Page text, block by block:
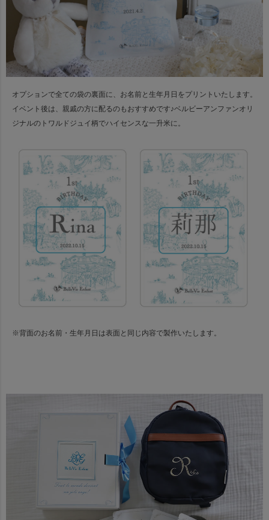
オプションで全ての袋の裏面に、お名前と生年月日をプリントいたします。
イベント後は、親戚の方に配るのもおすすめです♪ベルビーアンファンオリ
ジナルのトワルドジュイ柄でハイセンスな一升米に。
※背面のお名前・生年月日は表面と同じ内容で製作いたします。